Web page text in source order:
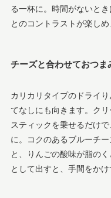
る一杯に。時間がないと
とのコントラストが楽しめ
チーズと合わせておつま
カリカリタイプのドライ
てなしにも向きます。ク
スティックを乗せるだけ
に。コクのあるブルーチ
と、りんごの酸味が脂の
として出すと、手間をか